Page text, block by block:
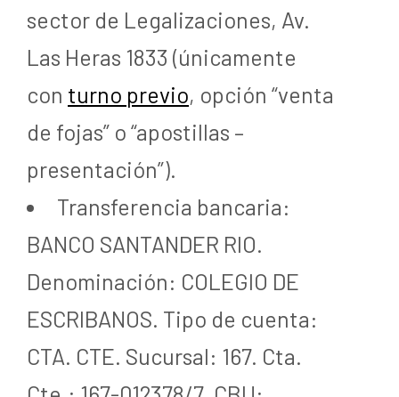
sector de Legalizaciones, Av.
Las Heras 1833 (únicamente
con turno previo, opción “venta
de fojas” o “apostillas –
presentación”).
Transferencia bancaria:
BANCO SANTANDER RIO.
Denominación: COLEGIO DE
ESCRIBANOS. Tipo de cuenta:
CTA. CTE. Sucursal: 167. Cta.